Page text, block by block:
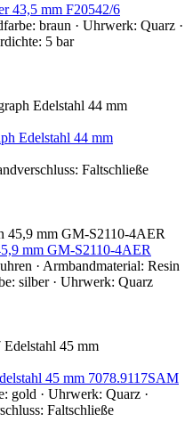
43,5 mm F20542/6
braun · Uhrwerk: Quarz ·
5 bar
Edelstahl 44 mm
Faltschließe
mm GM-S2110-4AER
· Armbandmaterial: Resin
silber · Uhrwerk: Quarz
45 mm 7078.9117SAM
gold · Uhrwerk: Quarz ·
Faltschließe